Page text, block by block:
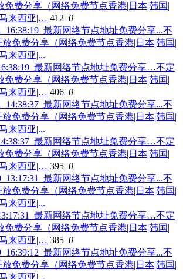
费分享（网络免费节点香港|日本|韩国|
来西亚|… 412 0
最新网络节点地址免费分享…不定
费分享（网络免费节点香港|日本|韩国|
来西亚|… 406 0
最新网络节点地址免费分享…不定
费分享（网络免费节点香港|日本|韩国|
来西亚|… 395 0
最新网络节点地址免费分享…不定
费分享（网络免费节点香港|日本|韩国|
来西亚|… 385 0